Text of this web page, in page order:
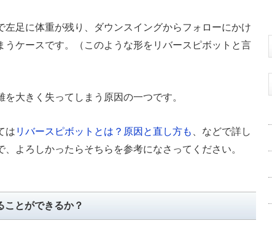
左足に体重が残り、ダウンスイングからフォローにかけ
うケースです。（このような形をリバースピボットと言
を大きく失ってしまう原因の一つです。
は リバースピボットとは？原因と直し方も
、などで詳し
、よろしかったらそちらを参考になさってください。
ことができるか？